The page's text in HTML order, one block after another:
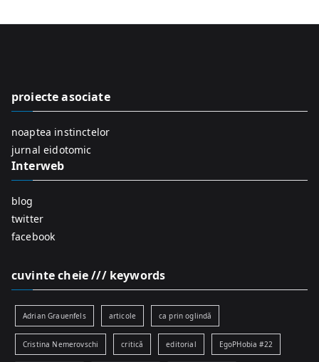
o
proiecte asociate
noaptea instinctelor
jurnal eidotomic
Interweb
blog
twitter
facebook
cuvinte cheie /// keywords
Adrian Grauenfels articole ca prin oglindă
Cristina Nemerovschi critică editorial EgoPHobia #22